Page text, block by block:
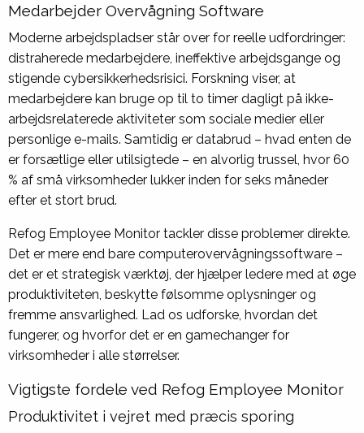
Medarbejder Overvågning Software
Moderne arbejdspladser står over for reelle udfordringer:
distraherede medarbejdere, ineffektive arbejdsgange og
stigende cybersikkerhedsrisici. Forskning viser, at
medarbejdere kan bruge op til to timer dagligt på ikke-
arbejdsrelaterede aktiviteter som sociale medier eller
personlige e-mails. Samtidig er databrud – hvad enten de
er forsætlige eller utilsigtede – en alvorlig trussel, hvor 60
% af små virksomheder lukker inden for seks måneder
efter et stort brud.
Refog Employee Monitor tackler disse problemer direkte.
Det er mere end bare computerovervågningssoftware –
det er et strategisk værktøj, der hjælper ledere med at øge
produktiviteten, beskytte følsomme oplysninger og
fremme ansvarlighed. Lad os udforske, hvordan det
fungerer, og hvorfor det er en gamechanger for
virksomheder i alle størrelser.
Vigtigste fordele ved Refog Employee Monitor
Produktivitet i vejret med præcis sporing